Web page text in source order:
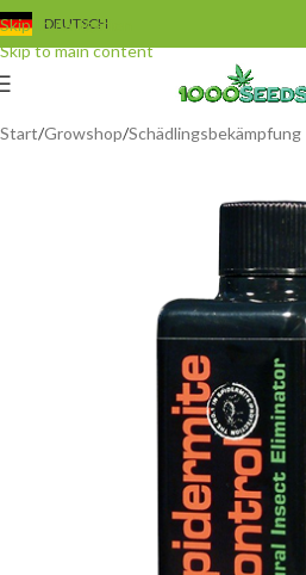
Skip to navigation
Skip to main content
DEUTSCH
Start/Growshop/Schädlingsbekämpfung